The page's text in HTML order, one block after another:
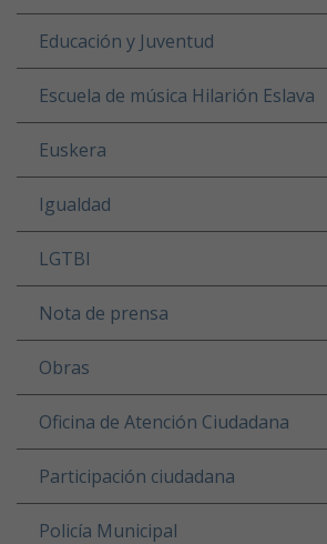
Educación y Juventud
Escuela de música Hilarión Eslava
Euskera
Igualdad
LGTBI
Nota de prensa
Obras
Oficina de Atención Ciudadana
Participación ciudadana
Policía Municipal